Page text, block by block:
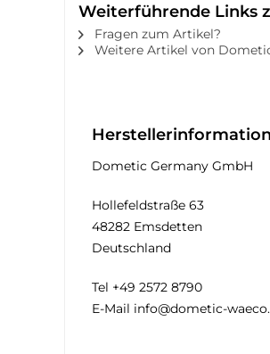
Weiterführende Links
Fragen zum Artikel?
Weitere Artikel von
Dometic Germany GmbH
Hollefeldstraße 63
48282 Emsdetten
Deutschland
Tel +49 2572 8790
E-Mail info@dometic-